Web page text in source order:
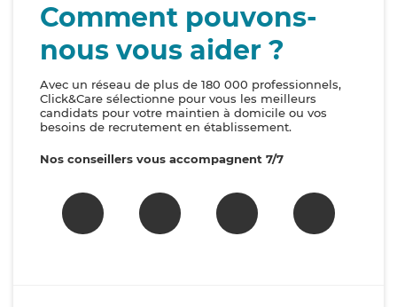
Comment pouvons-
nous vous aider ?
Avec un réseau de plus de 180 000 professionnels,
Click&Care sélectionne pour vous les meilleurs
candidats pour votre maintien à domicile ou vos
besoins de recrutement en établissement.
Nos conseillers vous accompagnent 7/7